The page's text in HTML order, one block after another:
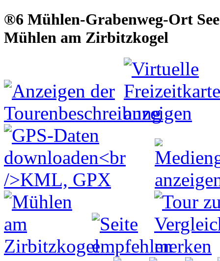
®6 Mühlen-Grabenweg-Ort
Mühlen am Zirbitzkogel